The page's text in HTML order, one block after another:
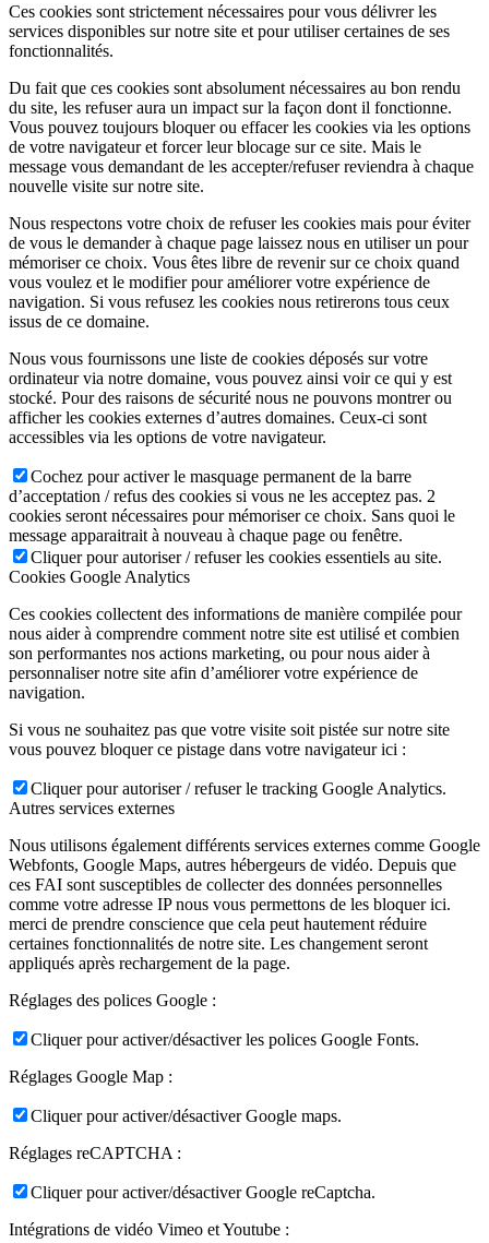
Ces cookies sont strictement nécessaires pour vous délivrer les
services disponibles sur notre site et pour utiliser certaines de ses
fonctionnalités.
Du fait que ces cookies sont absolument nécessaires au bon rendu
du site, les refuser aura un impact sur la façon dont il fonctionne.
Vous pouvez toujours bloquer ou effacer les cookies via les options
de votre navigateur et forcer leur blocage sur ce site. Mais le
message vous demandant de les accepter/refuser reviendra à chaque
nouvelle visite sur notre site.
Nous respectons votre choix de refuser les cookies mais pour éviter
de vous le demander à chaque page laissez nous en utiliser un pour
mémoriser ce choix. Vous êtes libre de revenir sur ce choix quand
vous voulez et le modifier pour améliorer votre expérience de
navigation. Si vous refusez les cookies nous retirerons tous ceux
issus de ce domaine.
Nous vous fournissons une liste de cookies déposés sur votre
ordinateur via notre domaine, vous pouvez ainsi voir ce qui y est
stocké. Pour des raisons de sécurité nous ne pouvons montrer ou
afficher les cookies externes d’autres domaines. Ceux-ci sont
accessibles via les options de votre navigateur.
Cochez pour activer le masquage permanent de la barre
d’acceptation / refus des cookies si vous ne les acceptez pas. 2
cookies seront nécessaires pour mémoriser ce choix. Sans quoi le
message apparaitrait à nouveau à chaque page ou fenêtre.
Cliquer pour autoriser / refuser les cookies essentiels au site.
Cookies Google Analytics
Ces cookies collectent des informations de manière compilée pour
nous aider à comprendre comment notre site est utilisé et combien
son performantes nos actions marketing, ou pour nous aider à
personnaliser notre site afin d’améliorer votre expérience de
navigation.
Si vous ne souhaitez pas que votre visite soit pistée sur notre site
vous pouvez bloquer ce pistage dans votre navigateur ici :
Cliquer pour autoriser / refuser le tracking Google Analytics.
Autres services externes
Nous utilisons également différents services externes comme Google
Webfonts, Google Maps, autres hébergeurs de vidéo. Depuis que
ces FAI sont susceptibles de collecter des données personnelles
comme votre adresse IP nous vous permettons de les bloquer ici.
merci de prendre conscience que cela peut hautement réduire
certaines fonctionnalités de notre site. Les changement seront
appliqués après rechargement de la page.
Réglages des polices Google :
Cliquer pour activer/désactiver les polices Google Fonts.
Réglages Google Map :
Cliquer pour activer/désactiver Google maps.
Réglages reCAPTCHA :
Cliquer pour activer/désactiver Google reCaptcha.
Intégrations de vidéo Vimeo et Youtube :